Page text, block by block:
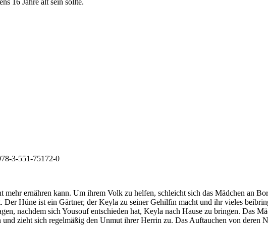
3-551-75172-0
ernähren kann. Um ihrem Volk zu helfen, schleicht sich das Mädchen an
Hüne ist ein Gärtner, der Keyla zu seiner Gehilfin macht und ihr vieles
nachdem sich Yousouf entschieden hat, Keyla nach Hause zu bringen. Das
und zieht sich regelmäßig den Unmut ihrer Herrin zu. Das Auftauchen von